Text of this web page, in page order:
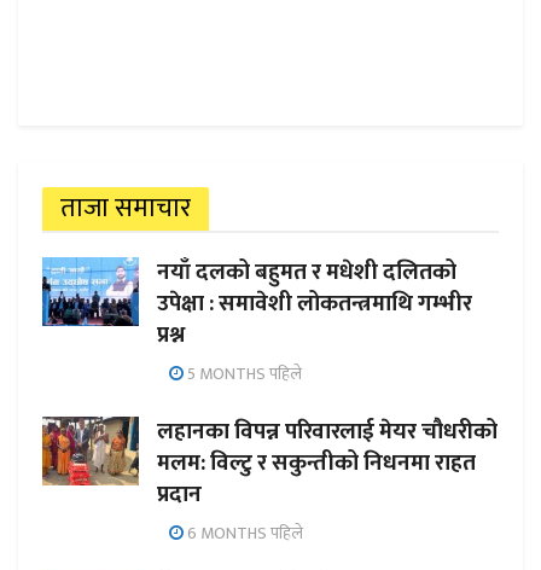
ताजा समाचार
नयाँ दलको बहुमत र मधेशी दलितको
उपेक्षा : समावेशी लोकतन्त्रमाथि गम्भीर
प्रश्न
5 MONTHS पहिले
लहानका विपन्न परिवारलाई मेयर चौधरीको
मलम: विल्टु र सकुन्तीको निधनमा राहत
प्रदान
6 MONTHS पहिले